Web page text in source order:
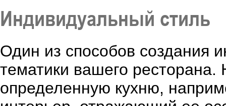
Индивидуальный стиль
Один из способов создания
тематики вашего
определенную кухню,